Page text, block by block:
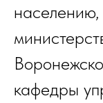
населению,
кафедры